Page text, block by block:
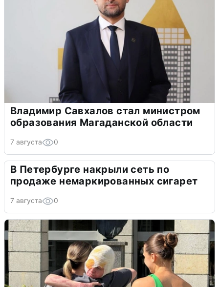
Владимир Савхалов стал министром
образования Магаданской области
7 августа 0
В Петербурге накрыли сеть по
продаже немаркированных сигарет
7 августа 0